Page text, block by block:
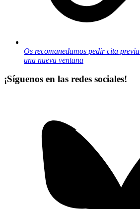
Os recomanedamos pedir cita previa
una nueva ventana
¡Síguenos en las redes sociales!